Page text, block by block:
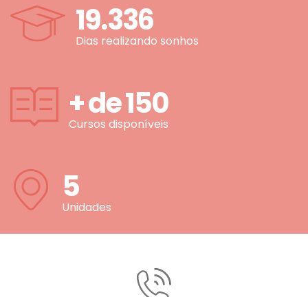
19.336
Dias realizando sonhos
+ de150
Cursos disponíveis
5
Unidades